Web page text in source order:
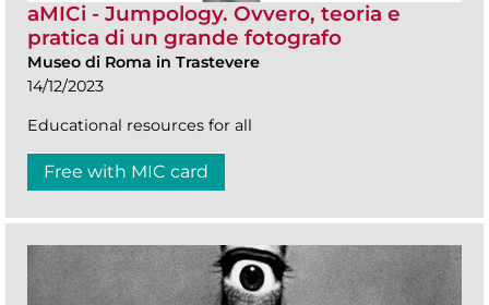
aMICi - Jumpology. Ovvero, teoria e
pratica di un grande fotografo
Museo di Roma in Trastevere
14/12/2023
Educational resources for all
Free with MIC card